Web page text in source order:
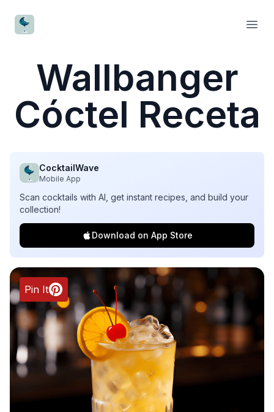
CocktailWave
Wallbanger
Cóctel Receta
CocktailWave
Mobile App
Scan cocktails with AI, get instant recipes, and build your
collection!
Download on App Store
Pin It